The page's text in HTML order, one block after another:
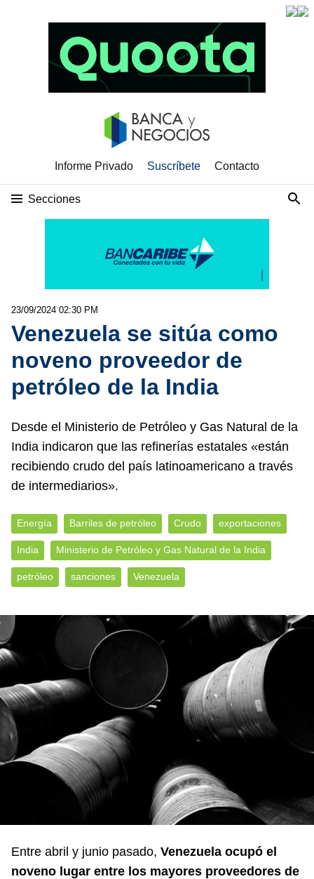
Informe Privado Suscríbete Contacto
Secciones
23/09/2024 02:30 PM
Venezuela se sitúa como
noveno proveedor de
petróleo de la India
Desde el Ministerio de Petróleo y Gas Natural de la
India indicaron que las refinerías estatales «están
recibiendo crudo del país latinoamericano a través
de intermediarios».
Energía Barriles de petróleo Crudo exportaciones
India Ministerio de Petróleo y Gas Natural de la India
petróleo sanciones Venezuela
Entre abril y junio pasado, Venezuela ocupó el
noveno lugar entre los mayores proveedores de